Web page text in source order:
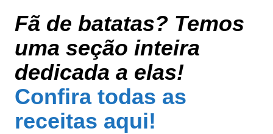
Fã de batatas? Temos
uma seção inteira
dedicada a elas!
Confira todas as
receitas aqui!